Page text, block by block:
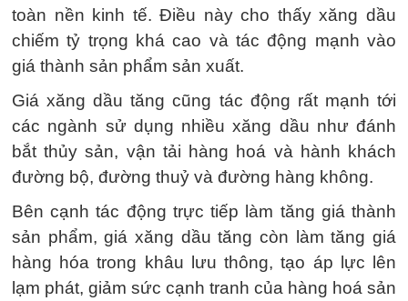
toàn nền kinh tế. Điều này cho thấy xăng dầu
chiếm tỷ trọng khá cao và tác động mạnh vào
giá thành sản phẩm sản xuất.
Giá xăng dầu tăng cũng tác động rất mạnh tới
các ngành sử dụng nhiều xăng dầu như đánh
bắt thủy sản, vận tải hàng hoá và hành khách
đường bộ, đường thuỷ và đường hàng không.
Bên cạnh tác động trực tiếp làm tăng giá thành
sản phẩm, giá xăng dầu tăng còn làm tăng giá
hàng hóa trong khâu lưu thông, tạo áp lực lên
lạm phát, giảm sức cạnh tranh của hàng hoá sản